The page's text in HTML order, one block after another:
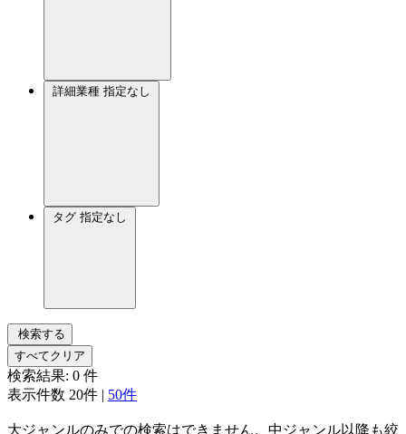
詳細業種 指定なし
タグ 指定なし
検索する
すべてクリア
検索結果: 0 件
表示件数 20件 | 50件
大ジャンルのみでの検索はできません。中ジャンル以降も絞